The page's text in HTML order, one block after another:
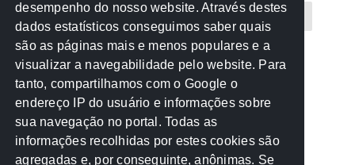
CREA-MT Eventos MPC-MT MPE-MT
MPF Notícias PF PGE-MT PGR
Receita Federal Sem categoria
TCE-MT TCU TRE
desempenho do nosso website. Através destes
dados estatísticos conseguimos saber quais
são as páginas mais e menos populares e a
visualizar a navegabilidade pelo website. Para
tanto, compartilhamos com o Google o
endereço IP do usuário e informações sobre
sua navegação no portal. Todas as
informações recolhidas por estes cookies são
agregadas e, por conseguinte, anônimas. Se